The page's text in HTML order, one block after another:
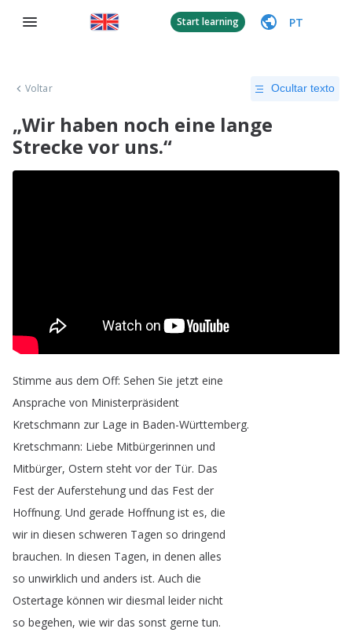
Start learning PT
Voltar Ocultar texto
„Wir haben noch eine lange
Strecke vor uns.“
Stimme aus dem Off: Sehen Sie jetzt eine
Ansprache von Ministerpräsident
Kretschmann zur Lage in Baden-Württemberg.
Kretschmann: Liebe Mitbürgerinnen und
Mitbürger, Ostern steht vor der Tür. Das
Fest der Auferstehung und das Fest der
Hoffnung. Und gerade Hoffnung ist es, die
wir in diesen schweren Tagen so dringend
brauchen. In diesen Tagen, in denen alles
so unwirklich und anders ist. Auch die
Ostertage können wir diesmal leider nicht
so begehen, wie wir das sonst gerne tun.